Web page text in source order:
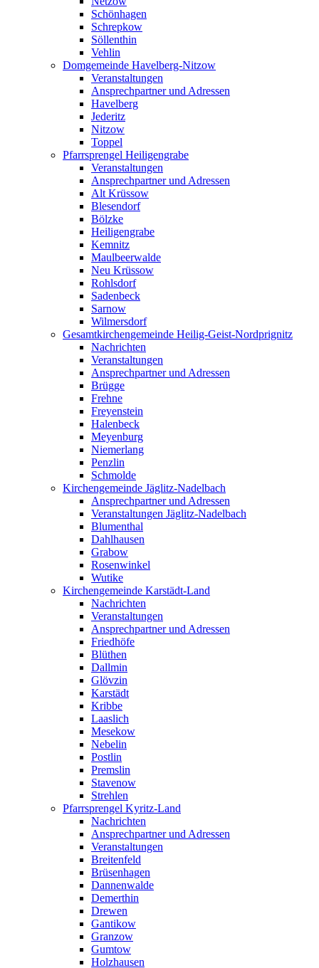
Schönhagen
Schrepkow
Söllenthin
Vehlin
Domgemeinde Havelberg-Nitzow
Veranstaltungen
Ansprechpartner und Adressen
Havelberg
Jederitz
Nitzow
Toppel
Pfarrsprengel Heiligengrabe
Veranstaltungen
Ansprechpartner und Adressen
Alt Krüssow
Blesendorf
Bölzke
Heiligengrabe
Kemnitz
Maulbeerwalde
Neu Krüssow
Rohlsdorf
Sadenbeck
Sarnow
Wilmersdorf
Gesamtkirchengemeinde Heilig-Geist-Nordprignitz
Nachrichten
Veranstaltungen
Ansprechpartner und Adressen
Brügge
Frehne
Freyenstein
Halenbeck
Meyenburg
Niemerlang
Penzlin
Schmolde
Kirchengemeinde Jäglitz-Nadelbach
Ansprechpartner und Adressen
Veranstaltungen Jäglitz-Nadelbach
Blumenthal
Dahlhausen
Grabow
Rosenwinkel
Wutike
Kirchengemeinde Karstädt-Land
Nachrichten
Veranstaltungen
Ansprechpartner und Adressen
Friedhöfe
Blüthen
Dallmin
Glövzin
Karstädt
Kribbe
Laaslich
Mesekow
Nebelin
Postlin
Premslin
Stavenow
Strehlen
Pfarrsprengel Kyritz-Land
Nachrichten
Ansprechpartner und Adressen
Veranstaltungen
Breitenfeld
Brüsenhagen
Dannenwalde
Demerthin
Drewen
Gantikow
Granzow
Gumtow
Holzhausen